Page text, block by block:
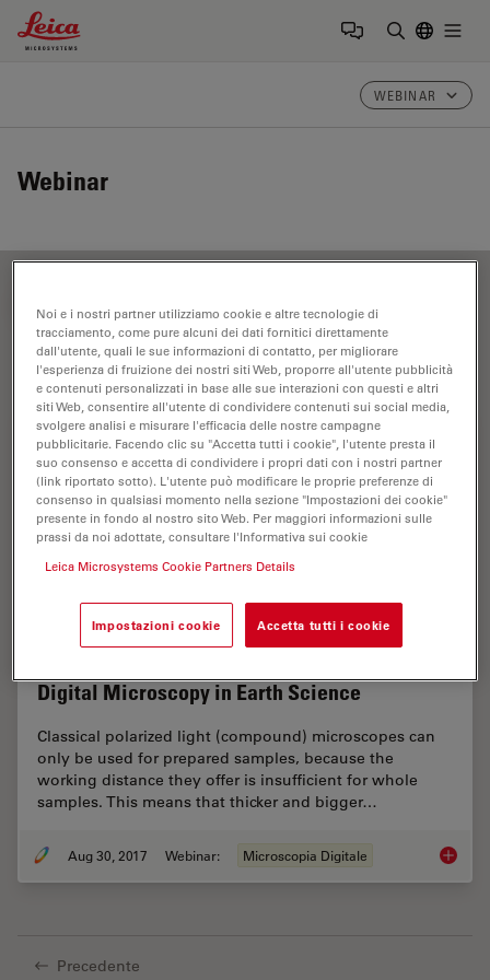
Leica Microsystems Logo
WEBINAR
Webinar
FILTER ARTICLES
Scienza dei materiali e analisi
Digital Microscopy in Earth Science
Classical polarized light (compound) microscopes can
only be used for prepared samples, because the
working distance they offer is insufficient for whole
samples. This means that thicker and bigger…
Aug 30, 2017 Webinar: Microscopia Digitale Digital
Precedente
Noi e i nostri partner utilizziamo cookie e altre tecnologie di
tracciamento, come pure alcuni dei dati fornitici direttamente
dall'utente, quali le sue informazioni di contatto, per migliorare
l'esperienza di fruizione dei nostri siti Web, proporre all'utente pubblicità
e contenuti personalizzati in base alle sue interazioni con questi e altri
siti Web, consentire all'utente di condividere contenuti sui social media,
svolgere analisi e misurare l'efficacia delle nostre campagne
pubblicitarie. Facendo clic su "Accetta tutti i cookie", l'utente presta il
suo consenso e accetta di condividere i propri dati con i nostri partner
(link riportato sotto). L'utente può modificare le proprie preferenze di
consenso in qualsiasi momento nella sezione "Impostazioni dei cookie"
presente in fondo al nostro sito Web. Per maggiori informazioni sulle
prassi da noi adottate, consultare l'Informativa sui cookie
Leica Microsystems Cookie Partners Details
Impostazioni cookie Accetta tutti i cookie